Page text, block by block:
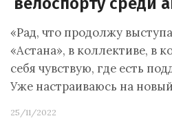
«Рад, что продолжу
«Астана», в коллективе, в
себя чувствую, где есть
Уже настраиваюсь на
25/11/2022